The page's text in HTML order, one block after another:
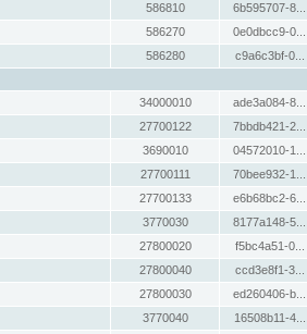
586810 6b595707-8...
586270 0e0dbcc9-0...
586280 c9a6c3bf-0...
34000010 ade3a084-8...
27700122 7bbdb421-2...
3690010 04572010-1...
27700111 70bee932-1...
27700133 e6b68bc2-6...
3770030 8177a148-5...
27800020 f5bc4a51-0...
27800040 ccd3e8f1-3...
27800030 ed260406-b...
3770040 16508b11-4...